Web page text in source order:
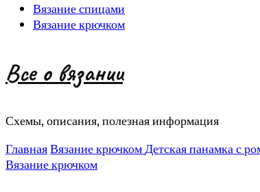
Вязание спицами
Вязание крючком
Все о вязании
Схемы, описания, полезная информация
ГлавнаяВязание крючкомДетская панамка с
Вязание крючком